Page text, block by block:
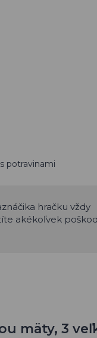
potravinami
hračku vždy
akékoľvek
mäty, 3